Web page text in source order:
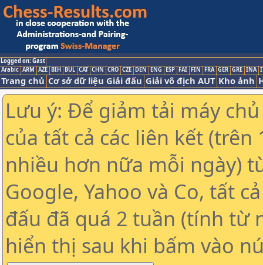
Logged on: Gast
Arabic ARM AZE BIH BUL CAT CHN CRO CZE DEN ENG ESP FAI FIN FRA GER GRE INA
Trang chủ Cơ sở dữ liệu Giải đấu Giải vô địch AUT Kho ảnh
Lưu ý: Để giảm tải máy
của tất cả các liên kết (trên
nhiều hơn nữa mỗi ngày)
Google, Yahoo và Co, tất
đấu đã quá 2 tuần (tính từ
hiển thị sau khi bấm vào